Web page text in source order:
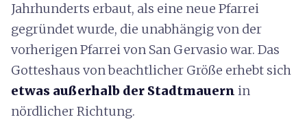
Jahrhunderts erbaut, als eine neue Pfarrei
gegründet wurde, die unabhängig von der
vorherigen Pfarrei von San Gervasio war. Das
Gotteshaus von beachtlicher Größe erhebt sich
etwas außerhalb der Stadtmauern in
nördlicher Richtung.